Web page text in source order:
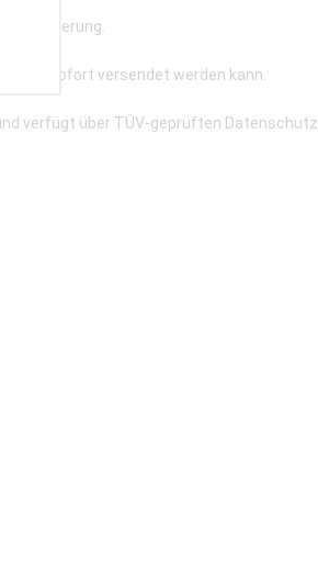
Registrierung.
sofort versendet werden kann.
verfügt über TÜV-geprüften Datenschutz.